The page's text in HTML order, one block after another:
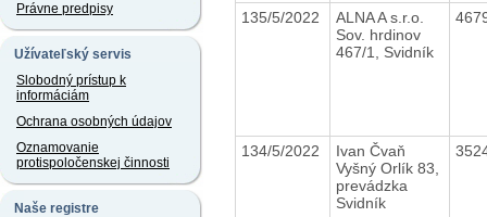
Právne predpisy
Užívateľský servis
Slobodný prístup k
informáciám
Ochrana osobných údajov
Oznamovanie
protispoločenskej činnosti
Naše registre
135/5/2022
ALNA A s.r.o.
Sov. hrdinov
467/1, Svidník
134/5/2022
Ivan Čvaň
Vyšný Orlík 83,
prevádzka
Svidník